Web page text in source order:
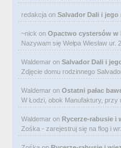
redakcja on Salvador Dali i jego
~nick on Opactwo cystersów w
Nazywam się Wełpa Wiesław ur.
Waldemar on Salvador Dali i
Zdjęcie domu rodzinnego
Waldemar on Ostatni pałac
W Łodzi, obok Manufaktury, przy
Waldemar on Rycerze-rabusie i
Zośka - zarejestruj się na flog i